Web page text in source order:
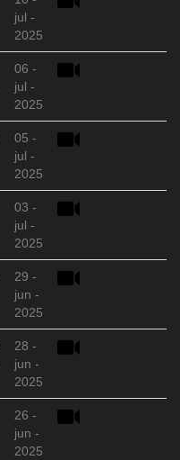
jul -
2025
06 -
jul -
2025
05 -
jul -
2025
03 -
jul -
2025
29 -
jun -
2025
28 -
jun -
2025
26 -
jun -
2025